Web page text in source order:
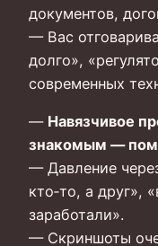
документов,
— Вас
долго»,
современных
— Навязчивое
знакомым —
— Давление
кто‑то, а друг»,
заработали».
— Скриншоты